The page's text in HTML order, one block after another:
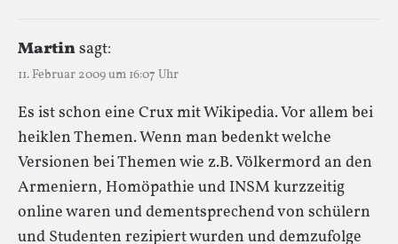
Martinsagt:
11. Februar 2009 um 16:07 Uhr
Es ist schon eine Crux mit Wikipedia. Vor allem bei
heiklen Themen. Wenn man bedenkt welche
Versionen bei Themen wie z.B. Völkermord an den
Armeniern, Homöpathie und INSM kurzzeitig
online waren und dementsprechend von schülern
und Studenten rezipiert wurden und demzufolge